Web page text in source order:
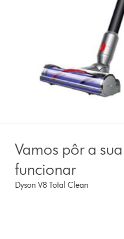
Vamos pôr a
funcionar
Dyson V8 Total Clean